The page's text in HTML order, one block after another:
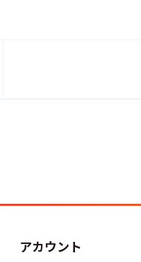
アカウント